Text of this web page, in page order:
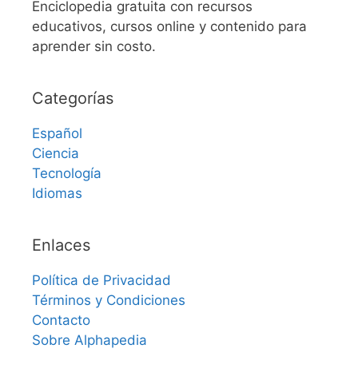
Enciclopedia gratuita con recursos
educativos, cursos online y contenido para
aprender sin costo.
Categorías
Español
Ciencia
Tecnología
Idiomas
Enlaces
Política de Privacidad
Términos y Condiciones
Contacto
Sobre Alphapedia